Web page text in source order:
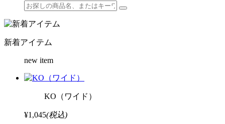
新着アイテム
new item
KO（ワイド）
¥1,045(税込)